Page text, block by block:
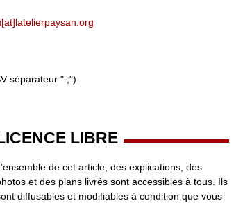
séparateur " ;")
LIBRE
de cet article, des explications, des
et des plans livrés sont accessibles à tous. Ils
diffusables et modifiables à condition que vous